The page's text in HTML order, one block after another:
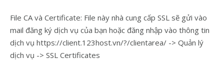
File CA và Certificate: File này nhà cung cấp SSL sẽ gửi vào
mail đăng ký dịch vụ của bạn hoặc đăng nhập vào thông tin
dịch vụ https://client.123host.vn/?/clientarea/ -> Quản lý
dịch vụ -> SSL Certificates